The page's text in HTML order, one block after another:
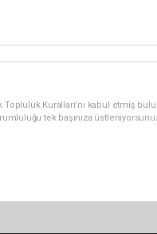
Topluluk Kuralları’nı kabul etmiş
tek başınıza